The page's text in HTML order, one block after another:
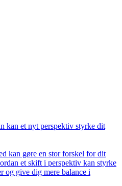
kan et nyt perspektiv styrke dit
kan gøre en stor forskel for dit
et skift i perspektiv kan styrke
og give dig mere balance i